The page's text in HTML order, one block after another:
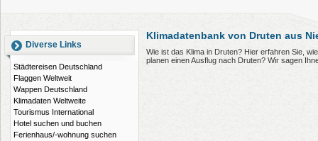
Diverse Links
Städtereisen Deutschland
Flaggen Weltweit
Wappen Deutschland
Klimadaten Weltweite
Tourismus International
Hotel suchen und buchen
Ferienhaus/-wohnung suchen
Klimadatenbank von Druten aus
Wie ist das Klima in Druten? Hier erfahren Sie,
planen einen Ausflug nach Druten? Wir sagen